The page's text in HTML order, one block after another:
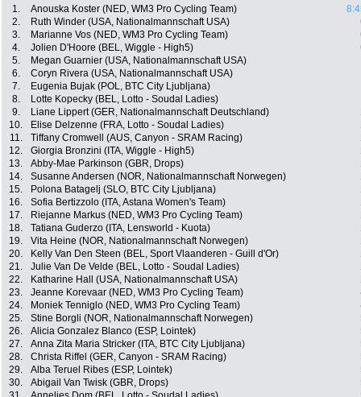
1. Anouska Koster (NED, WM3 Pro Cycling Team)
2.
Ruth Winder (USA, Nationalmannschaft USA)
3.
Marianne Vos (NED, WM3 Pro Cycling Team)
4.
Jolien D'Hoore (BEL, Wiggle - High5)
5.
Megan Guarnier (USA, Nationalmannschaft USA)
6.
Coryn Rivera (USA, Nationalmannschaft USA)
7.
Eugenia Bujak (POL, BTC City Ljubljana)
8.
Lotte Kopecky (BEL, Lotto - Soudal Ladies)
9.
Liane Lippert (GER, Nationalmannschaft Deutschland)
10.
Elise Delzenne (FRA, Lotto - Soudal Ladies)
11.
Tiffany Cromwell (AUS, Canyon - SRAM Racing)
12.
Giorgia Bronzini (ITA, Wiggle - High5)
13.
Abby-Mae Parkinson (GBR, Drops)
14.
Susanne Andersen (NOR, Nationalmannschaft Norwegen)
15.
Polona Batagelj (SLO, BTC City Ljubljana)
16.
Sofia Bertizzolo (ITA, Astana Women's Team)
17.
Riejanne Markus (NED, WM3 Pro Cycling Team)
18.
Tatiana Guderzo (ITA, Lensworld - Kuota)
19.
Vita Heine (NOR, Nationalmannschaft Norwegen)
20.
Kelly Van Den Steen (BEL, Sport Vlaanderen - Guill d'Or)
21.
Julie Van De Velde (BEL, Lotto - Soudal Ladies)
22.
Katharine Hall (USA, Nationalmannschaft USA)
23.
Jeanne Korevaar (NED, WM3 Pro Cycling Team)
24.
Moniek Tenniglo (NED, WM3 Pro Cycling Team)
25.
Stine Borgli (NOR, Nationalmannschaft Norwegen)
26.
Alicia Gonzalez Blanco (ESP, Lointek)
27.
Anna Zita Maria Stricker (ITA, BTC City Ljubljana)
28.
Christa Riffel (GER, Canyon - SRAM Racing)
29.
Alba Teruel Ribes (ESP, Lointek)
30.
Abigail Van Twisk (GBR, Drops)